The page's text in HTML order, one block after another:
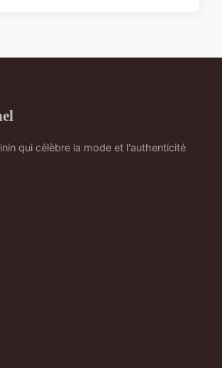
qui célèbre la mode et l'authenticité